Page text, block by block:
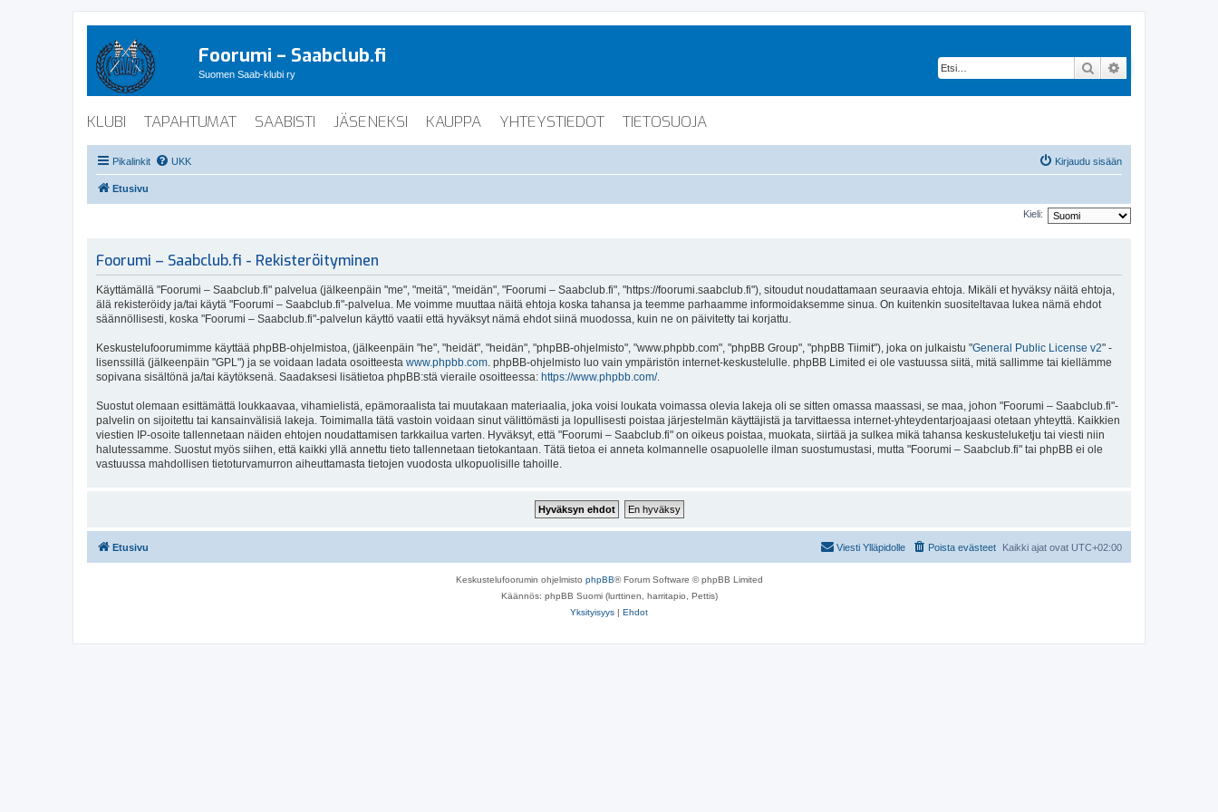
Foorumi – Saabclub.fi
Suomen Saab-klubi ry Etsi
KLUBI TAPAHTUMAT SAABISTI JÄSENEKSI KAUPPA YHTEYSTIEDOT TIETOSUOJA
Pikalinkit UKK Kirjaudu sisään
Etusivu
Kieli:
Foorumi – Saabclub.fi - Rekisteröityminen
Käyttämällä "Foorumi – Saabclub.fi" palvelua (jälkeenpäin "me", "meitä", "meidän", "Foorumi – Saabclub.fi", "https://foorumi.saabclub.fi"), sitoudut noudattamaan seuraavia ehtoja. Mikäli et hyväksy näitä ehtoja,
älä rekisteröidy ja/tai käytä "Foorumi – Saabclub.fi"-palvelua. Me voimme muuttaa näitä ehtoja koska tahansa ja teemme parhaamme informoidaksemme sinua. On kuitenkin suositeltavaa lukea nämä ehdot
säännöllisesti, koska "Foorumi – Saabclub.fi"-palvelun käyttö vaatii että hyväksyt nämä ehdot siinä muodossa, kuin ne on päivitetty tai korjattu.
Keskustelufoorumimme käyttää phpBB-ohjelmistoa, (jälkeenpäin "he", "heidät", "heidän", "phpBB-ohjelmisto", "www.phpbb.com", "phpBB Group", "phpBB Tiimit"), joka on julkaistu "General Public License v2" -
lisenssillä (jälkeenpäin "GPL") ja se voidaan ladata osoitteesta www.phpbb.com. phpBB-ohjelmisto luo vain ympäristön internet-keskustelulle. phpBB Limited ei ole vastuussa siitä, mitä sallimme tai kiellämme
sopivana sisältönä ja/tai käytöksenä. Saadaksesi lisätietoa phpBB:stä vieraile osoitteessa: https://www.phpbb.com/.
Suostut olemaan esittämättä loukkaavaa, vihamielistä, epämoraalista tai muutakaan materiaalia, joka voisi loukata voimassa olevia lakeja oli se sitten omassa maassasi, se maa, johon "Foorumi – Saabclub.fi"-
palvelin on sijoitettu tai kansainvälisiä lakeja. Toimimalla tätä vastoin voidaan sinut välittömästi ja lopullisesti poistaa järjestelmän käyttäjistä ja tarvittaessa internet-yhteydentarjoajaasi otetaan yhteyttä. Kaikkien
viestien IP-osoite tallennetaan näiden ehtojen noudattamisen tarkkailua varten. Hyväksyt, että "Foorumi – Saabclub.fi" on oikeus poistaa, muokata, siirtää ja sulkea mikä tahansa keskusteluketju tai viesti niin
halutessamme. Suostut myös siihen, että kaikki yllä annettu tieto tallennetaan tietokantaan. Tätä tietoa ei anneta kolmannelle osapuolelle ilman suostumustasi, mutta "Foorumi – Saabclub.fi" tai phpBB ei ole
vastuussa mahdollisen tietoturvamurron aiheuttamasta tietojen vuodosta ulkopuolisille tahoille.
Etusivu Kaikki ajat ovat UTC+02:00
Poista evästeet
Viesti Ylläpidolle
Keskustelufoorumin ohjelmisto phpBB® Forum Software © phpBB Limited
Käännös: phpBB Suomi (lurttinen, harritapio, Pettis)
Yksityisyys | Ehdot